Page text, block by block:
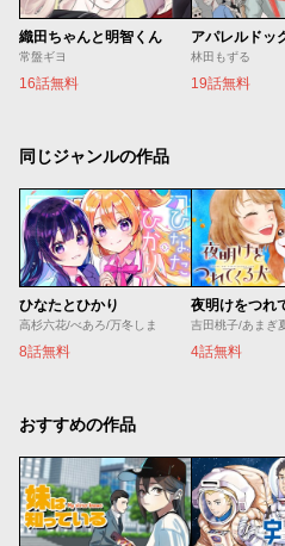
織田ちゃんと明智くん
常盤ギヨ
16話無料
アパレルドッ
林田もずる
19話無料
同じジャンルの作品
ひなたとひかり
高杉六花/べあろ/万冬しま
8話無料
夜明けをつれ
吉田桃子/あまぎ
4話無料
おすすめの作品